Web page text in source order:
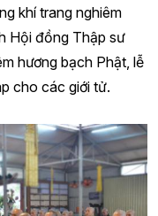
khí trang nghiêm
Hội đồng Thập sư
hương bạch Phật, lễ
cho các giới tử.